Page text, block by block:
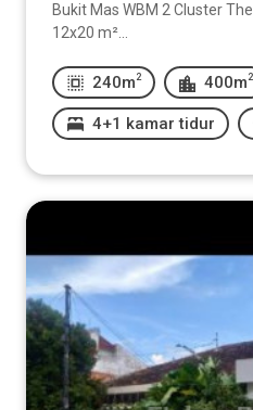
Bukit Mas WBM 2 Cluster
12x20 m²...
240m 2 400m 2
4+1 kamar tidur